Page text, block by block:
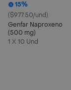
15%
($977.50/und)
Genfar Naproxeno
(500 mg)
1 X 10 Und